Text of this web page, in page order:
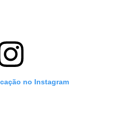
no Instagram